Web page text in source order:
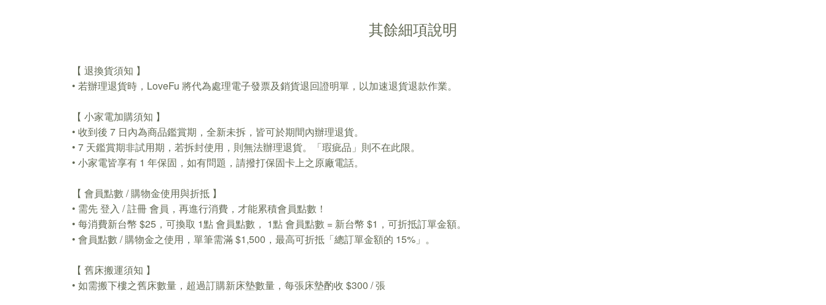
其餘細項說明
【 退換貨須知 】
• 若辦理退貨時，LoveFu 將代為處理電子發票及銷貨退回證明單，以加速退貨退款作業。
【 小家電加購須知 】
• 收到後 7 日內為商品鑑賞期，全新未拆，皆可於期間內辦理退貨。
• 7 天鑑賞期非試用期，若拆封使用，則無法辦理退貨。「瑕疵品」則不在此限。
• 小家電皆享有 1 年保固，如有問題，請撥打保固卡上之原廠電話。
【 會員點數 / 購物金使用與折抵 】
• 需先 登入 / 註冊 會員，再進行消費，才能累積會員點數！
• 每消費新台幣 $25，可換取 1點 會員點數， 1點 會員點數 = 新台幣 $1，可折抵訂單金額。
• 會員點數 / 購物金之使用，單筆需滿 $1,500，最高可折抵「總訂單金額的 15%」。
【 舊床搬運須知 】
• 如需搬下樓之舊床數量，超過訂購新床墊數量，每張床墊酌收 $300 / 張